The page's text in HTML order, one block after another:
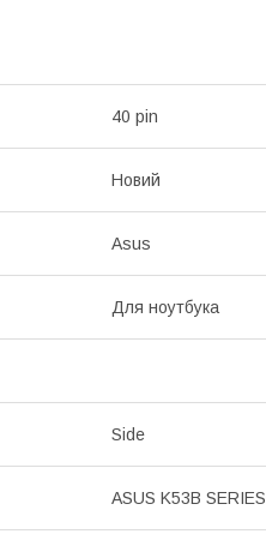
40 pin
Новий
Asus
Для ноутбука
Side
ASUS K53B SERIES